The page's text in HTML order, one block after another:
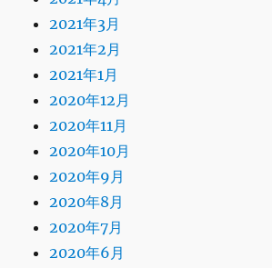
2021年3月
2021年2月
2021年1月
2020年12月
2020年11月
2020年10月
2020年9月
2020年8月
2020年7月
2020年6月